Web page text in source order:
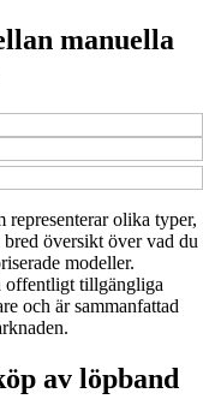
manuella
representerar olika typer,
översikt över vad du
modeller.
offentligt tillgängliga
och är sammanfattad
av löpband